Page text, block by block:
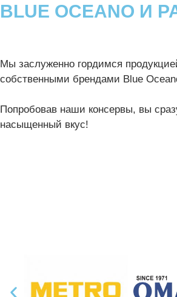
BLUE OCEANO И
Мы заслуженно гордимся
собственными брендами Blue
Попробовав наши консервы, вы
насыщенный вкус!